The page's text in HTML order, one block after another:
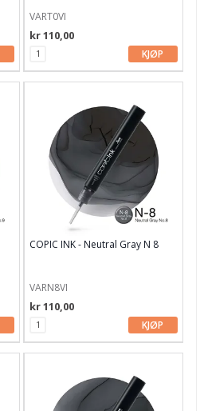
VART0VI
kr 110,00
KJØP
COPIC INK - Neutral Gray N 8
VARN8VI
kr 110,00
KJØP